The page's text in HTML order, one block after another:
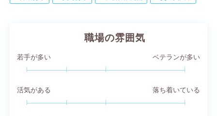
職場の雰囲気
若手が多い ベテランが多い
活気がある 落ち着いている